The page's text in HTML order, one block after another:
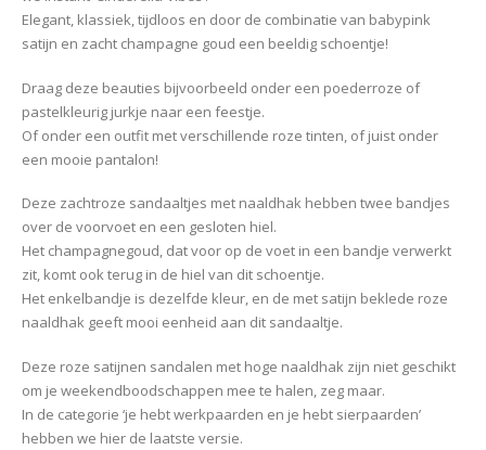
Elegant, klassiek, tijdloos en door de combinatie van babypink
satijn en zacht champagne goud een beeldig schoentje!
Draag deze beauties bijvoorbeeld onder een poederroze of
pastelkleurig jurkje naar een feestje.
Of onder een outfit met verschillende roze tinten, of juist onder
een mooie pantalon!
Deze zachtroze sandaaltjes met naaldhak hebben twee bandjes
over de voorvoet en een gesloten hiel.
Het champagnegoud, dat voor op de voet in een bandje verwerkt
zit, komt ook terug in de hiel van dit schoentje.
Het enkelbandje is dezelfde kleur, en de met satijn beklede roze
naaldhak geeft mooi eenheid aan dit sandaaltje.
Deze roze satijnen sandalen met hoge naaldhak zijn niet geschikt
om je weekendboodschappen mee te halen, zeg maar.
In de categorie ‘je hebt werkpaarden en je hebt sierpaarden’
hebben we hier de laatste versie.